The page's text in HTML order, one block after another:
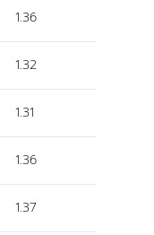
1.36
1.32
1.31
1.36
1.37